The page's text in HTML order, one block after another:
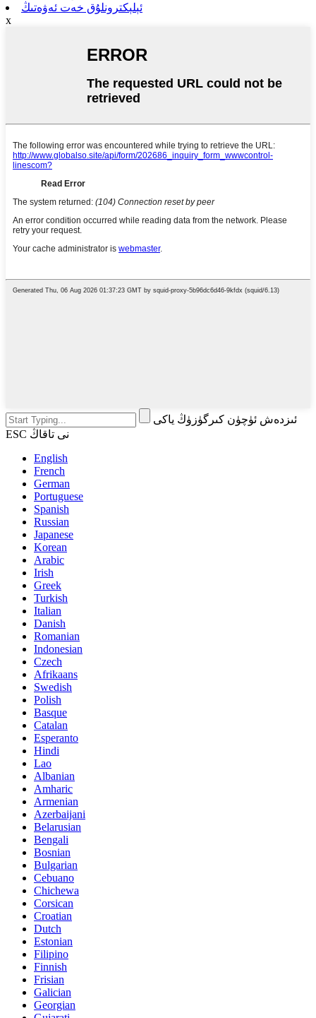
ئېلېكترونلۇق خەت ئەۋەتىڭ
x
ئىزدەش ئۈچۈن كىرگۈزۈڭ ياكى
ESC نى تاقاڭ
English
French
German
Portuguese
Spanish
Russian
Japanese
Korean
Arabic
Irish
Greek
Turkish
Italian
Danish
Romanian
Indonesian
Czech
Afrikaans
Swedish
Polish
Basque
Catalan
Esperanto
Hindi
Lao
Albanian
Amharic
Armenian
Azerbaijani
Belarusian
Bengali
Bosnian
Bulgarian
Cebuano
Chichewa
Corsican
Croatian
Dutch
Estonian
Filipino
Finnish
Frisian
Galician
Georgian